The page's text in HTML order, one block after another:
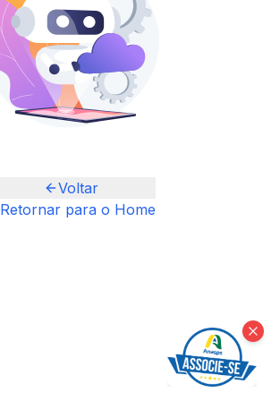
Voltar
Retornar para o Home